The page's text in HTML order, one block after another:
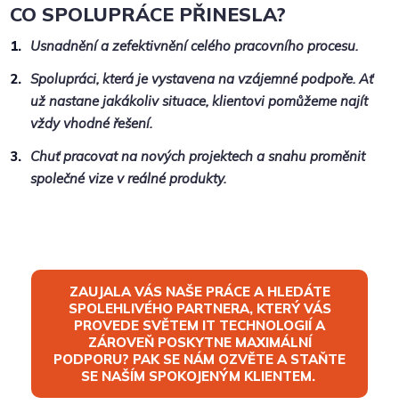
CO SPOLUPRÁCE PŘINESLA?
Usnadnění a zefektivnění celého pracovního procesu.
Spolupráci, která je vystavena na vzájemné podpoře. Ať
už nastane jakákoliv situace, klientovi pomůžeme najít
vždy vhodné řešení.
Chuť pracovat na nových projektech a snahu proměnit
společné vize v reálné produkty.
ZAUJALA VÁS NAŠE PRÁCE A HLEDÁTE
SPOLEHLIVÉHO PARTNERA, KTERÝ VÁS
PROVEDE SVĚTEM IT TECHNOLOGIÍ A
ZÁROVEŇ POSKYTNE MAXIMÁLNÍ
PODPORU? PAK SE NÁM OZVĚTE A STAŇTE
SE NAŠÍM SPOKOJENÝM KLIENTEM.